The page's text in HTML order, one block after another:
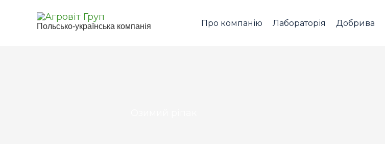
Польсько-українська компанія Про компанію Лабораторія Добрива